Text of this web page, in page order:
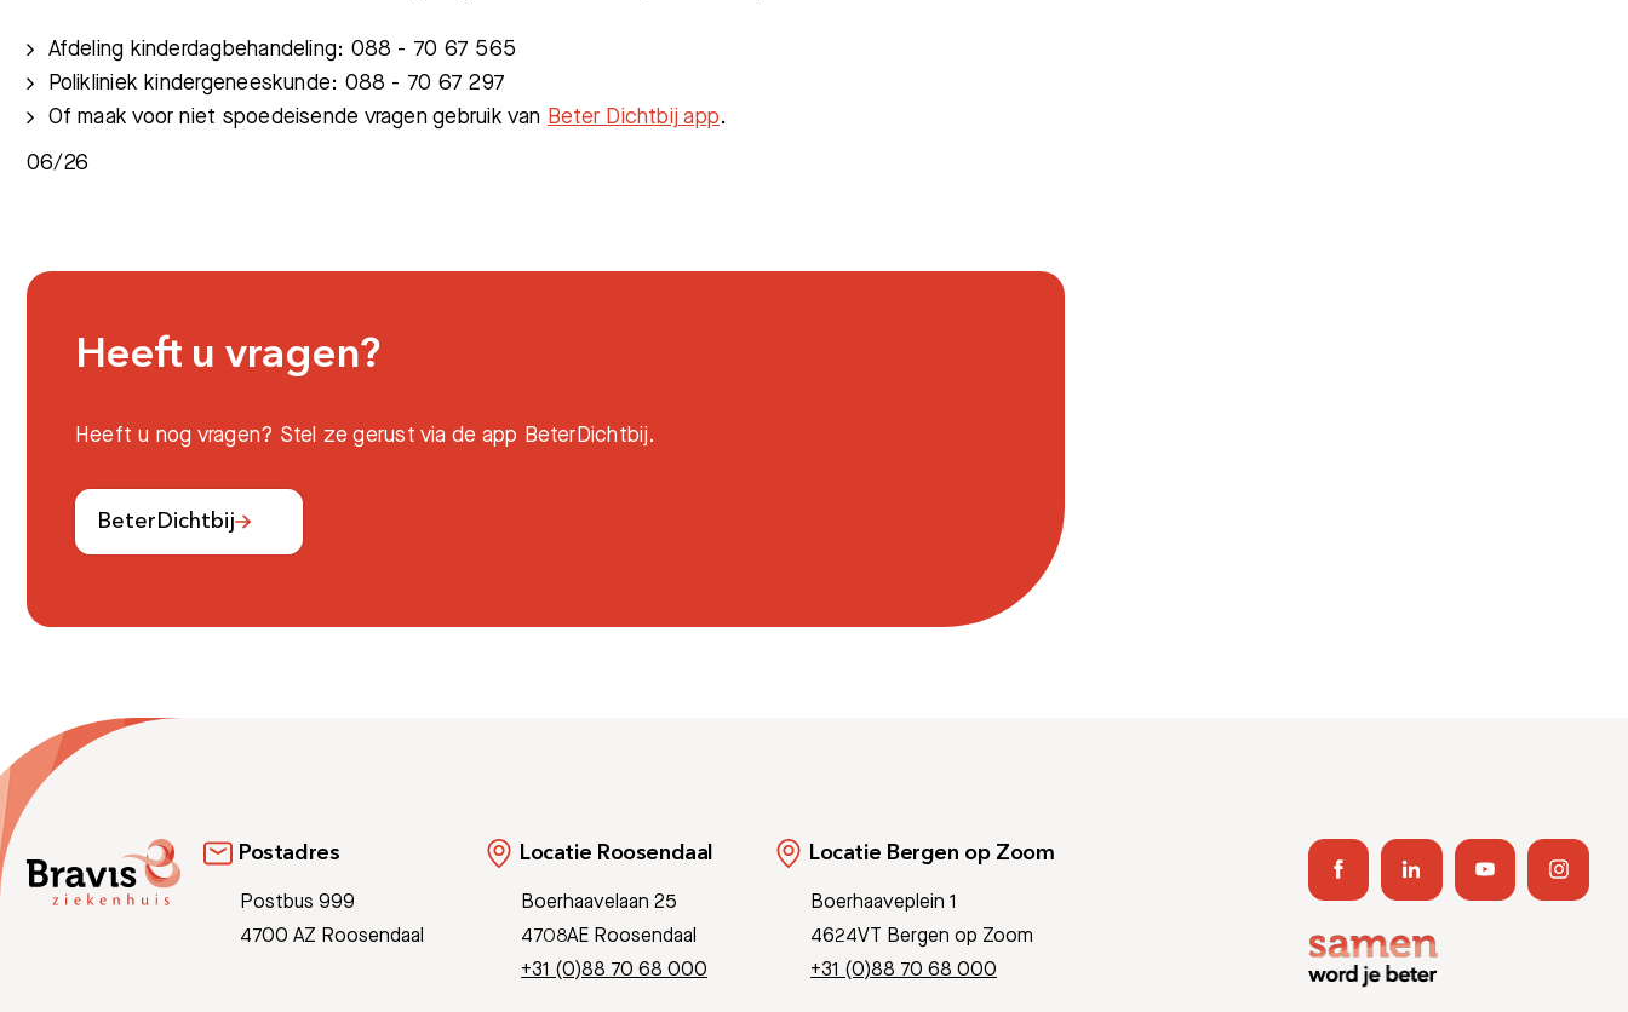
Afdeling kinderdagbehandeling: 088 - 70 67 565
Polikliniek kindergeneeskunde: 088 - 70 67 297
Of maak voor niet spoedeisende vragen gebruik van Beter Dichtbij app.
06/26
Heeft u vragen?
Heeft u nog vragen? Stel ze gerust via de app BeterDichtbij.
BeterDichtbij
Postadres
Postbus 999
4700 AZ Roosendaal
Locatie Roosendaal
Boerhaavelaan 25
4708AE Roosendaal
+31 (0)88 70 68 000
Locatie Bergen op Zoom
Boerhaaveplein 1
4624VT Bergen op Zoom
+31 (0)88 70 68 000